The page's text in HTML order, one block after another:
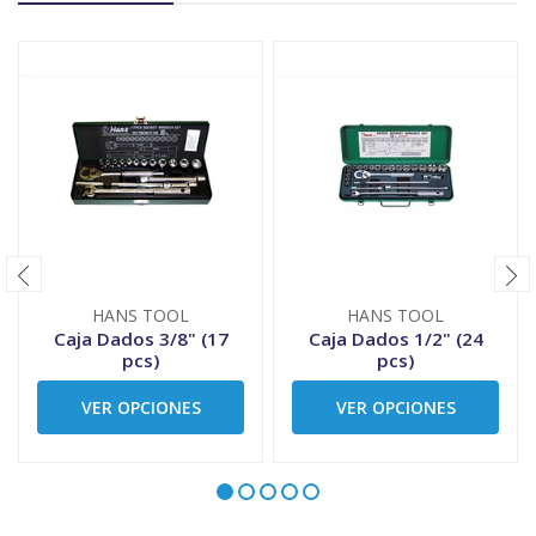
HANS TOOL
Caja Dados 3/8" (17
pcs)
VER OPCIONES
HANS TOOL
Caja Dados 1/2" (24
pcs)
VER OPCIONES